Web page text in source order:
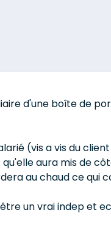
d'une boîte de
(vis a vis du
aura mis de
au chaud ce qui
un vrai indep et